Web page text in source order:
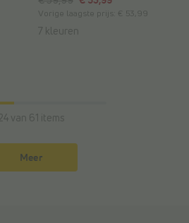
Vorige laagste prijs: € 53,99
7 kleuren
24 van 61 items
Meer